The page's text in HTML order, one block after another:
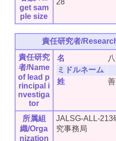
get sam
ple size
28
責任研究者/
責任研究
者/Name
of lead p
rincipal i
nvestiga
tor
名
ミドルネーム
姓
所属組
織/Orga
nization
JALSG-ALL-213
究事務局